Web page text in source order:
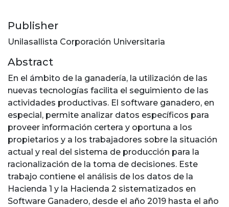
Publisher
Unilasallista Corporación Universitaria
Abstract
En el ámbito de la ganadería, la utilización de las
nuevas tecnologías facilita el seguimiento de las
actividades productivas. El software ganadero, en
especial, permite analizar datos específicos para
proveer información certera y oportuna a los
propietarios y a los trabajadores sobre la situación
actual y real del sistema de producción para la
racionalización de la toma de decisiones. Este
trabajo contiene el análisis de los datos de la
Hacienda 1 y la Hacienda 2 sistematizados en
Software Ganadero, desde el año 2019 hasta el año